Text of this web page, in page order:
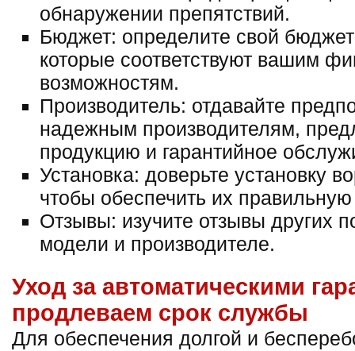
обнаружении препятствий.
Бюджет: определите свой
которые соответствуют вашим
возможностям.
Производитель: отдавайте
надежным производителям,
продукцию и гарантийное
Установка: доверьте установку
чтобы обеспечить их
Отзывы: изучите отзывы других
модели и производителе.
Уход за автоматическими
продлеваем срок службы
Для обеспечения долгой и